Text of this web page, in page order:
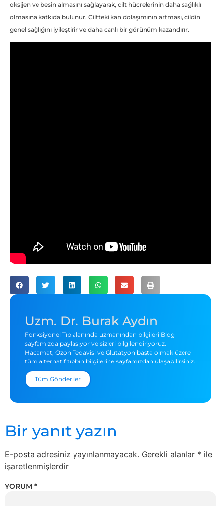
oksijen ve besin almasını sağlayarak, cilt hücrelerinin daha sağlıklı
olmasına katkıda bulunur. Ciltteki kan dolaşımının artması, cildin
genel sağlığını iyileştirir ve daha canlı bir görünüm kazandırır.
Uzm. Dr. Burak Aydın
Fonksiyonel Tıp alanında uzmanından bilgileri Blog
sayfamızda paylaşıyor ve sizleri bilgilendiriyoruz.
Hacamat, Ozon Tedavisi ve Glutatyon başta olmak üzere
tüm alternatif tıbbın bilgilerine sayfamızdan ulaşabilirsiniz.
Tüm Gönderiler
Bir yanıt yazın
E-posta adresiniz yayınlanmayacak. Gerekli alanlar * ile
işaretlenmişlerdir
YORUM *